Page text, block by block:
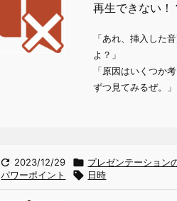
再生できない！
「あれ、挿入した
よ？」
「原因はいくつか
ずつ見てみるぜ。
 2023/12/29  プレゼンテーション
パワーポイント
 日時